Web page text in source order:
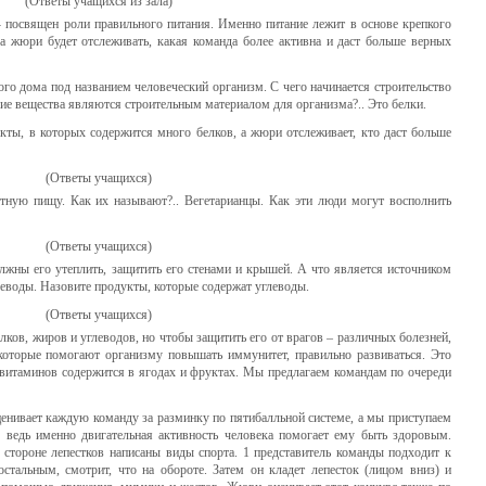
роли правильного питания. Именно питание лежит в основе крепкого
будет отслеживать, какая команда более активна и даст больше верных
дома под названием человеческий организм. С чего начинается строительство
вещества являются строительным материалом для организма?.. Это белки.
в которых содержится много белков, а жюри отслеживает, кто даст больше
(Ответы учащихся)
пищу. Как их называют?.. Вегетарианцы. Как эти люди могут восполнить
(Ответы учащихся)
его утеплить, защитить его стенами и крышей. А что является источником
Назовите продукты, которые содержат углеводы.
(Ответы учащихся)
жиров и углеводов, но чтобы защитить его от врагов – различных болезней,
помогают организму повышать иммунитет, правильно развиваться. Это
содержится в ягодах и фруктах. Мы предлагаем командам по очереди
каждую команду за разминку по пятибалльной системе, а мы приступаем
именно двигательная активность человека помогает ему быть здоровым.
лепестков написаны виды спорта. 1 представитель команды подходит к
смотрит, что на обороте. Затем он кладет лепесток (лицом вниз) и